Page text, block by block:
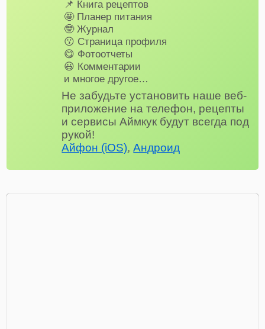
📌 Книга рецептов
🤩 Планер питания
🤓 Журнал
😗 Страница профиля
😋 Фотоотчеты
😃 Комментарии
и многое другое…
Не забудьте установить наше веб-
приложение на телефон, рецепты
и сервисы Аймкук будут всегда под
рукой!
Айфон (iOS),Андроид